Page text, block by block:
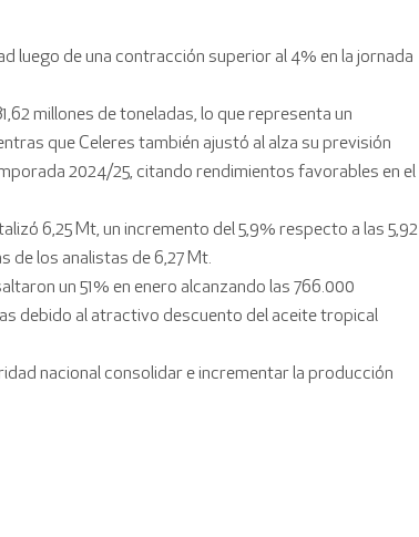
luego de una contracción superior al 4% en la jornada
millones de toneladas, lo que representa un
que Celeres también ajustó al alza su previsión
2024/25, citando rendimientos favorables en el
6,25 Mt, un incremento del 5,9% respecto a las 5,92
de los analistas de 6,27 Mt.
un 51% en enero alcanzando las 766.000
debido al atractivo descuento del aceite tropical
nacional consolidar e incrementar la producción